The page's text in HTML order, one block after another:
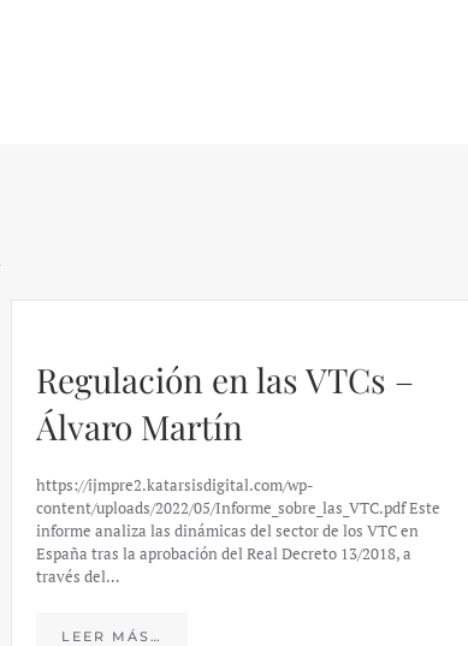
Regulación en las VTCs –
Álvaro Martín
https://ijmpre2.katarsisdigital.com/wp-
content/uploads/2022/05/Informe_sobre_las_VTC.pdf Este
informe analiza las dinámicas del sector de los VTC en
España tras la aprobación del Real Decreto 13/2018, a
través del…
LEER MÁS…